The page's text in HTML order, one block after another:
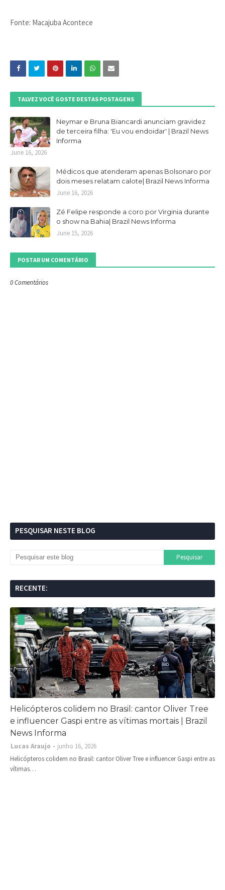
Fonte: Macajuba Acontece
TALVEZ VOCÊ GOSTE DESTAS POSTAGENS
Neymar e Bruna Biancardi anunciam gravidez
de terceira filha: 'Eu vou endoidar' | Brazil News
Informa
June 16, 2026
Médicos que atenderam apenas Bolsonaro por
dois meses relatam calote| Brazil News Informa
June 16, 2026
Zé Felipe responde a coro por Virginia durante
o show na Bahia| Brazil News Informa
June 15, 2026
POSTAR UM COMENTÁRIO
0 Comentários
PESQUISAR NESTE BLOG
RECENTE:
Helicópteros colidem no Brasil: cantor Oliver Tree
e influencer Gaspi entre as vítimas mortais | Brazil
News Informa
Lucas Araujo
junho 16, 2026
Helicópteros colidem no Brasil: cantor Oliver Tree e influencer Gaspi entre as
vítimas…